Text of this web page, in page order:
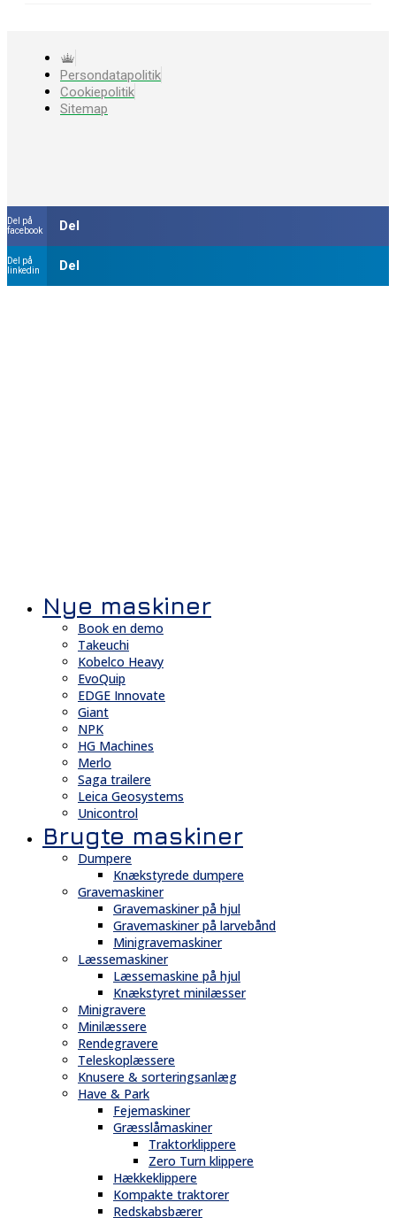
Persondatapolitik
Cookiepolitik
Sitemap
Del på
facebook
Del
Del på
linkedin
Del
Nye maskiner
Book en demo
Takeuchi
Kobelco Heavy
EvoQuip
EDGE Innovate
Giant
NPK
HG Machines
Merlo
Saga trailere
Leica Geosystems
Unicontrol
Brugte maskiner
Dumpere
Knækstyrede dumpere
Gravemaskiner
Gravemaskiner på hjul
Gravemaskiner på larvebånd
Minigravemaskiner
Læssemaskiner
Læssemaskine på hjul
Knækstyret minilæsser
Minigravere
Minilæssere
Rendegravere
Teleskoplæssere
Knusere & sorteringsanlæg
Have & Park
Fejemaskiner
Græsslåmaskiner
Traktorklippere
Zero Turn klippere
Hækkeklippere
Kompakte traktorer
Redskabsbærer